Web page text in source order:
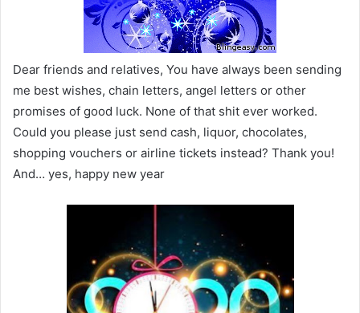
Dear friends and relatives, You have always been sending
me best wishes, chain letters, angel letters or other
promises of good luck. None of that shit ever worked.
Could you please just send cash, liquor, chocolates,
shopping vouchers or airline tickets instead? Thank you!
And… yes, happy new year